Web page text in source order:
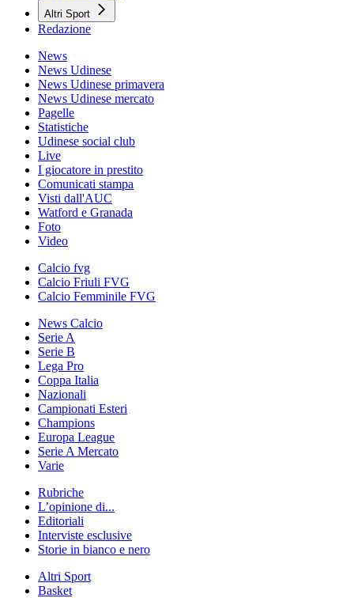
Altri Sport
Redazione
News
News Udinese
News Udinese primavera
News Udinese mercato
Pagelle
Statistiche
Udinese social club
Live
I giocatore in prestito
Comunicati stampa
Visti dall'AUC
Watford e Granada
Foto
Video
Calcio fvg
Calcio Friuli FVG
Calcio Femminile FVG
News Calcio
Serie A
Serie B
Lega Pro
Coppa Italia
Nazionali
Campionati Esteri
Champions
Europa League
Serie A Mercato
Varie
Rubriche
L’opinione di...
Editoriali
Interviste esclusive
Storie in bianco e nero
Altri Sport
Basket